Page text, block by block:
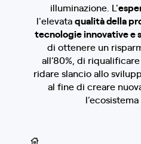
illuminazione. L'
l'elevataqualità della
tecnologie innovative e
di ottenere un
all’80%, di
ridare slancio allo
al fine di creare